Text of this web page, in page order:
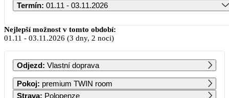
Termín: 01.11 - 03.11.2026
Listopad 2026
PO ÚT ST ČT PÁ SO NE
1
Nejlepší možnost v tomto období:
01.11 - 03.11.2026 (3 dny, 2 noci)
Odjezd: Vlastní doprava
Pokoj: premium TWIN room
Strava: Polopenze